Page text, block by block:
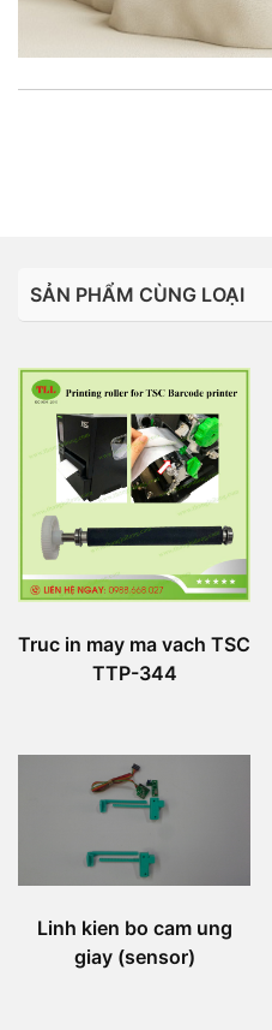
SẢN PHẨM CÙNG LOẠI
Truc in may ma vach TSC
TTP-344
Linh kien bo cam ung
giay (sensor)